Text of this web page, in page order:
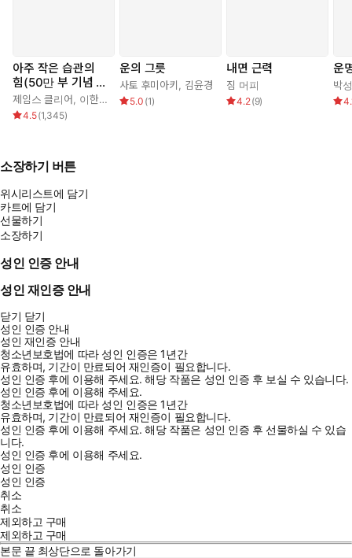
좋은 성적과 합격을 만든다
A는 ‘공부는 엉덩이 싸움이다’라고 말하며, 오로지 공부량을 늘리는
데 집중하지만 자꾸만 성적이 떨어진다. 반대로 B는 A보다 짧게 공
차이가 나는 이유는 ‘공부 효율성’ 때문이다. 공부법을 제대로 알고
수 있다.
《미친 효율로 합격하는 최고의 공부 전략법》에는 앉아 있는 모든
다. 저자는 자신의 공부 문제점을 인지하기 위해서 ‘메타인지’가 필
요하며, 인지 과정을 거친 후에는 머릿속을 백과사전으로 만드는 공
말한다.
공부를 오래 한다고 해서 성적은 올라가지 않는다. 공부를 ‘얼마나
효율적으로 했느냐’에 따라 성적이 움직인다. 효율적인 공부법으로
‘공부 효율성’을 높인다면 어떤 시험이든 상관없다. 방대한 양을 외
워야 하든 시험 기간이 촉박하든 이 방법으로 공부한다면 모두 합
격에 다다를 수 있을 것이다.
지금까지 노력 대비 성과가 나오지 않아 고민인 모든 사람에게 꼭 필
요한 책이라고 자부한다. 《미친 효율로 합격하는 최고의 공부 전략
법》에서는 성적이 오를 수밖에 없는 특별한 마인드셋, 뇌를 제대로
활용하는 공부법, 철저하게 관리하는 시간 관리법과 슬럼프를 극복
하는 여러 방법까지 합격에 필요한 모든 요소를 아낌없이 담았다.
아주 작은 습관의
힘(50만 부 기념 스
페셜 에디션)
제임스 클리어, 이한이
4.5(1,345)
운의 그릇
사토 후미아키, 김윤경
5.0 (1)
내면 근력
짐 머피
4.2(9)
운
박
소장하기 버튼
위시리스트에 담기
카트에 담기
선물하기
소장하기
성인 인증 안내
성인 재인증 안내
닫기 닫기
성인 인증 안내
성인 재인증 안내
청소년보호법에 따라 성인 인증은 1년간
유효하며, 기간이 만료되어 재인증이 필요합니다.
성인 인증 후에 이용해 주세요.해당 작품은 성인 인증 후 보실 수 있습니다.
성인 인증 후에 이용해 주세요.
청소년보호법에 따라 성인 인증은 1년간
유효하며, 기간이 만료되어 재인증이 필요합니다.
성인 인증 후에 이용해 주세요.해당 작품은 성인 인증 후 선물하실 수 있습
니다.
성인 인증 후에 이용해 주세요.
성인 인증
성인 인증
취소
취소
제외하고 구매
제외하고 구매
본문 끝 최상단으로 돌아가기